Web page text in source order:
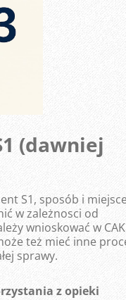
(dawniej
S1, sposób i
w zależnosci od
wnioskować w CAK
też mieć inne
sprawy.
z opieki